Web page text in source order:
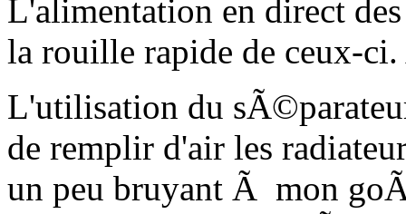
L'alimentation en direct
la rouille rapide de ceux-
L'utilisation du
de remplir d'air les
un peu bruyant Ã mon